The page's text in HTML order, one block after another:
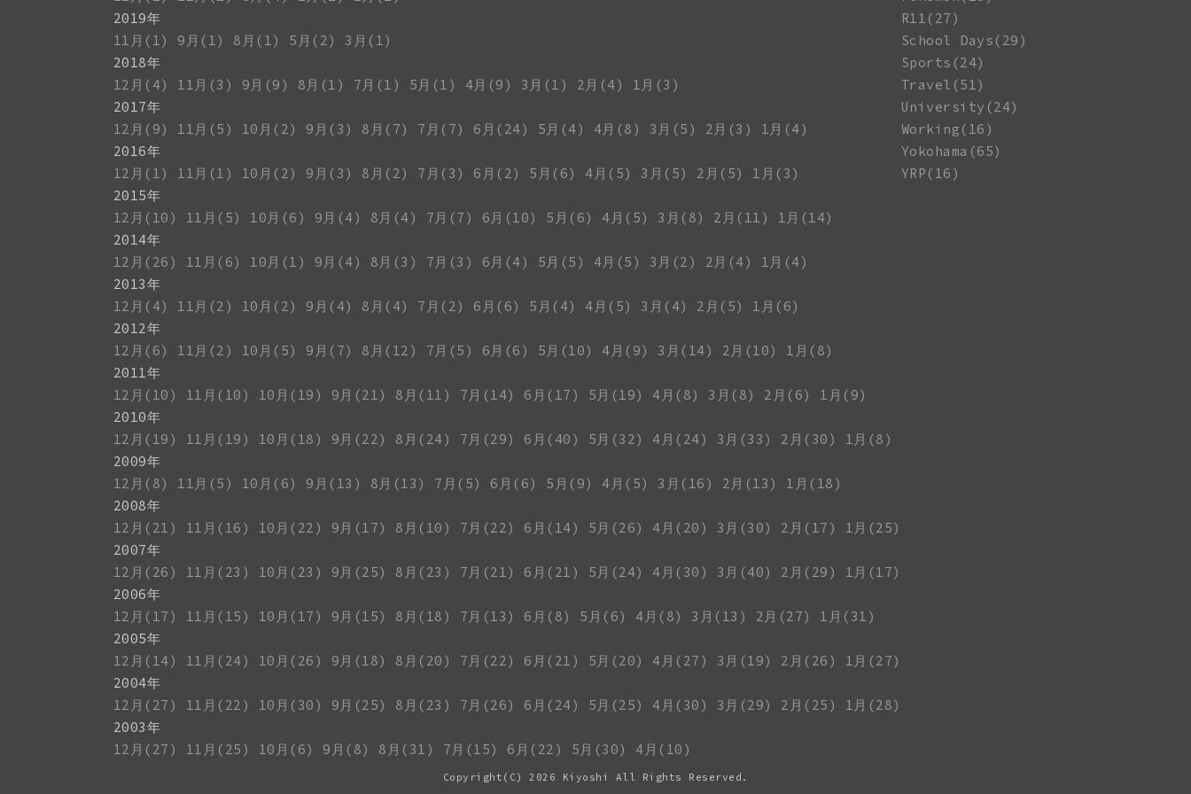
2019年
11月(1)
9月(1) 8月(1) 5月(2)
3月(1)
2018年
12月(4)
11月(3) 9月(9) 8月(1) 7月(1) 5月(1) 4月(9) 3月(1) 2月(4)
1月(3)
2017年
12月(9)
11月(5) 10月(2) 9月(3) 8月(7) 7月(7) 6月(24) 5月(4) 4月(8) 3月(5) 2月(3)
1月(4)
2016年
12月(1)
11月(1) 10月(2) 9月(3) 8月(2) 7月(3) 6月(2) 5月(6) 4月(5) 3月(5) 2月(5)
1月(3)
2015年
12月(10)
11月(5) 10月(6) 9月(4) 8月(4) 7月(7) 6月(10) 5月(6) 4月(5) 3月(8) 2月(11)
1月(14)
2014年
12月(26)
11月(6) 10月(1) 9月(4) 8月(3) 7月(3) 6月(4) 5月(5) 4月(5) 3月(2) 2月(4)
1月(4)
2013年
12月(4)
11月(2) 10月(2) 9月(4) 8月(4) 7月(2) 6月(6) 5月(4) 4月(5) 3月(4) 2月(5)
1月(6)
2012年
12月(6)
11月(2) 10月(5) 9月(7) 8月(12) 7月(5) 6月(6) 5月(10) 4月(9) 3月(14) 2月(10)
1月(8)
2011年
12月(10)
11月(10) 10月(19) 9月(21) 8月(11) 7月(14) 6月(17) 5月(19) 4月(8) 3月(8) 2月(6)
1月(9)
2010年
12月(19)
11月(19) 10月(18) 9月(22) 8月(24) 7月(29) 6月(40) 5月(32) 4月(24) 3月(33) 2月(30)
1月(8)
2009年
12月(8)
11月(5) 10月(6) 9月(13) 8月(13) 7月(5) 6月(6) 5月(9) 4月(5) 3月(16) 2月(13)
1月(18)
2008年
12月(21)
11月(16) 10月(22) 9月(17) 8月(10) 7月(22) 6月(14) 5月(26) 4月(20) 3月(30) 2月(17)
1月(25)
2007年
12月(26)
11月(23) 10月(23) 9月(25) 8月(23) 7月(21) 6月(21) 5月(24) 4月(30) 3月(40) 2月(29)
1月(17)
2006年
12月(17)
11月(15) 10月(17) 9月(15) 8月(18) 7月(13) 6月(8) 5月(6) 4月(8) 3月(13) 2月(27)
1月(31)
2005年
12月(14)
11月(24) 10月(26) 9月(18) 8月(20) 7月(22) 6月(21) 5月(20) 4月(27) 3月(19) 2月(26)
1月(27)
2004年
12月(27)
11月(22) 10月(30) 9月(25) 8月(23) 7月(26) 6月(24) 5月(25) 4月(30) 3月(29) 2月(25)
1月(28)
2003年
12月(27)
11月(25) 10月(6) 9月(8) 8月(31) 7月(15) 6月(22) 5月(30) 4月(10)
R11(27)
School Days(29)
Sports(24)
Travel(51)
University(24)
Working(16)
Yokohama(65)
YRP(16)
Copyright(C) 2026 Kiyoshi All Rights Reserved.